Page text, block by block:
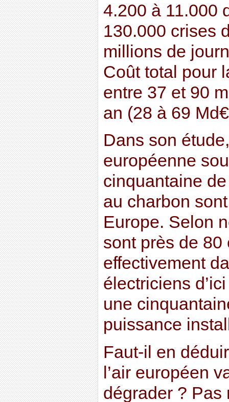
4.200 à 11.000
130.000 crises
millions de
Coût total pour
entre 37 et 90
an (28 à 69
Dans son
européenne
cinquantaine
au charbon
Europe. Selon
sont près de
effectivement
électriciens
une
puissance
Faut-il en
l’air européen
dégrader ? Pas